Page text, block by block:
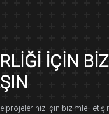
İÇIN
projeleriniz için bizimle